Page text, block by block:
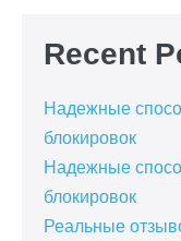
Recent
Надежные
блокировок
Надежные
блокировок
Реальные